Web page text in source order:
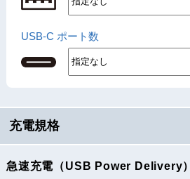
USB-C ポート数
充電規格
急速充電（USB Power Delivery）